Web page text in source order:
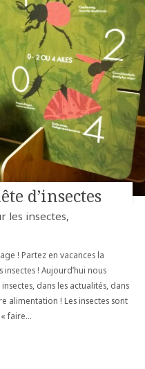
d’insectes
les insectes,
! Partez en vacances la
! Aujourd’hui nous
dans les actualités, dans
alimentation ! Les insectes sont
faire…